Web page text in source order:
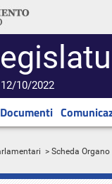
10/2022
Documenti
> Scheda Organo